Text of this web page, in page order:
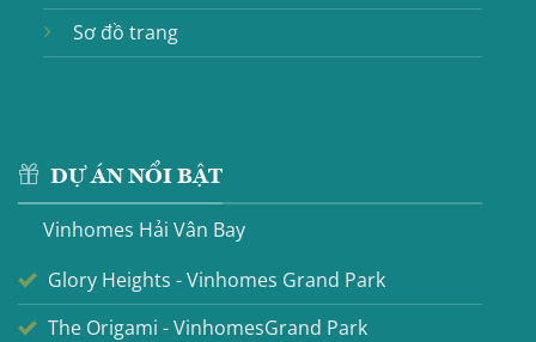
Sơ đồ trang
DỰ ÁN NỔI BẬT
Vinhomes Hải Vân Bay
Glory Heights - Vinhomes Grand Park
The Origami - VinhomesGrand Park